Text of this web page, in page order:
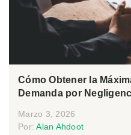
Cómo Obtener la
Demanda por
Marzo 3, 2026
Por:Alan Ahdoot